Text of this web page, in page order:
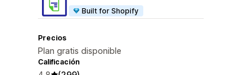
Built for Shopify
Precios
Plan gratis disponible
Calificación